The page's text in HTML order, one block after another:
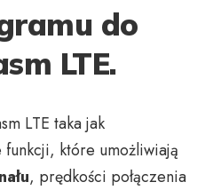
do
LTE.
LTE taka jak
które umożliwiają
, prędkości połączenia